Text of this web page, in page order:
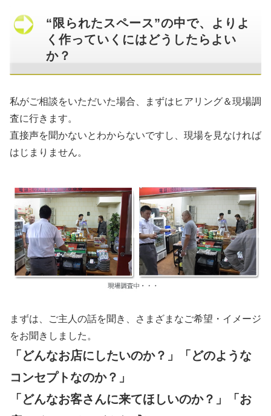
“限られたスペース”の中で、よりよ
く作っていくにはどうしたらよい
か？
私がご相談をいただいた場合、まずはヒアリング＆現場調
査に行きます。
直接声を聞かないとわからないですし、現場を見なければ
はじまりません。
まずは、ご主人の話を聞き、さまざまなご希望・イメージ
をお聞きしました。
「どんなお店にしたいのか？」「どのような
コンセプトなのか？」
「どんなお客さんに来てほしいのか？」「お